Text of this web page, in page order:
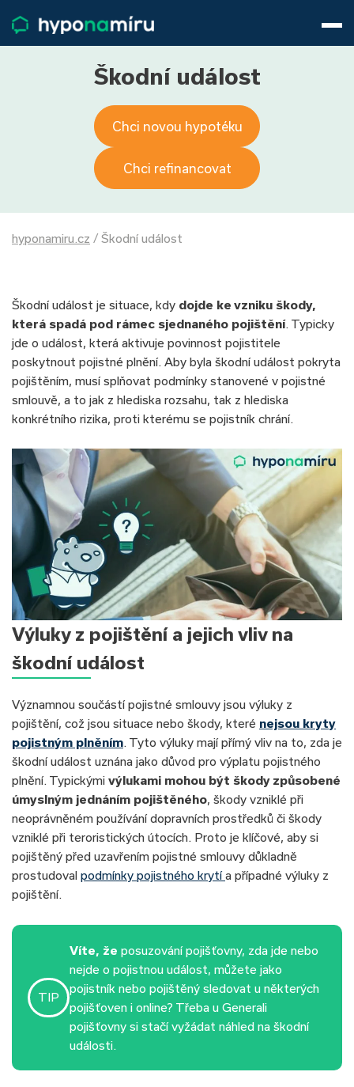
Životní pojištění
Pojištění nemovitosti
O nás
800 688 388
Přihlásit
Škodní událost
Chci novou hypotéku
Chci refinancovat
hyponamiru.cz / Škodní událost
Škodní událost je situace, kdy dojde ke vzniku škody,
která spadá pod rámec sjednaného pojištění. Typicky
jde o událost, která aktivuje povinnost pojistitele
poskytnout pojistné plnění. Aby byla škodní událost pokryta
pojištěním, musí splňovat podmínky stanovené v pojistné
smlouvě, a to jak z hlediska rozsahu, tak z hlediska
konkrétního rizika, proti kterému se pojistník chrání.
Výluky z pojištění a jejich vliv na
škodní událost
Významnou součástí pojistné smlouvy jsou výluky z
pojištění, což jsou situace nebo škody, které nejsou kryty
pojistným plněním. Tyto výluky mají přímý vliv na to, zda je
škodní událost uznána jako důvod pro výplatu pojistného
plnění. Typickými výlukami mohou být škody způsobené
úmyslným jednáním pojištěného, škody vzniklé při
neoprávněném používání dopravních prostředků či škody
vzniklé při teroristických útocích. Proto je klíčové, aby si
pojištěný před uzavřením pojistné smlouvy důkladně
prostudoval podmínky pojistného krytía případné výluky z
pojištění.
TIP
Víte, že posuzování pojišťovny, zda jde nebo
nejde o pojistnou událost, můžete jako
pojistník nebo pojištěný sledovat u některých
pojišťoven i online? Třeba u Generali
pojišťovny si stačí vyžádat náhled na škodní
události.